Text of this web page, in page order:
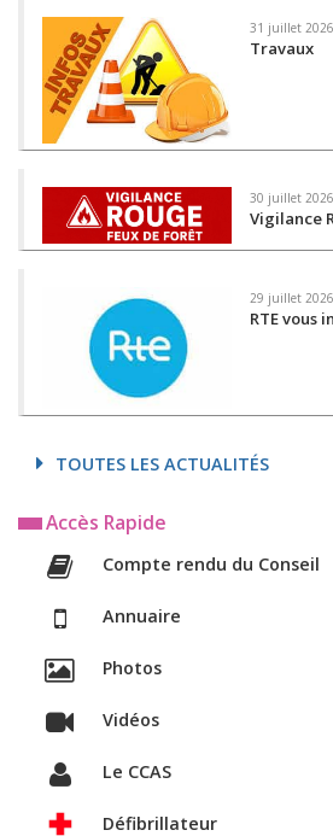
31 juillet 2026
Travaux
30 juillet 2026
Vigilance
29 juillet 2026
RTE vous
TOUTES LES ACTUALITÉS
Accès Rapide
Compte rendu du Conseil
Annuaire
Photos
Vidéos
Le CCAS
Défibrillateur